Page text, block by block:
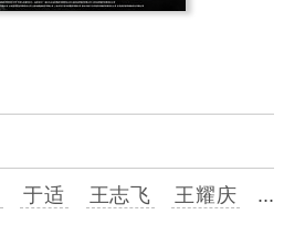
于适 王志飞 王耀庆 ...